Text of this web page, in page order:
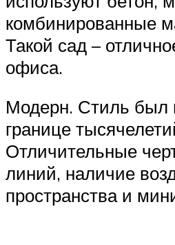
комбинированные
Такой сад –
офиса.
Модерн. Стиль был
границе
Отличительные
линий, наличие
пространства и